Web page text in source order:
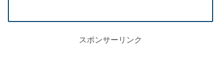
スポンサーリンク